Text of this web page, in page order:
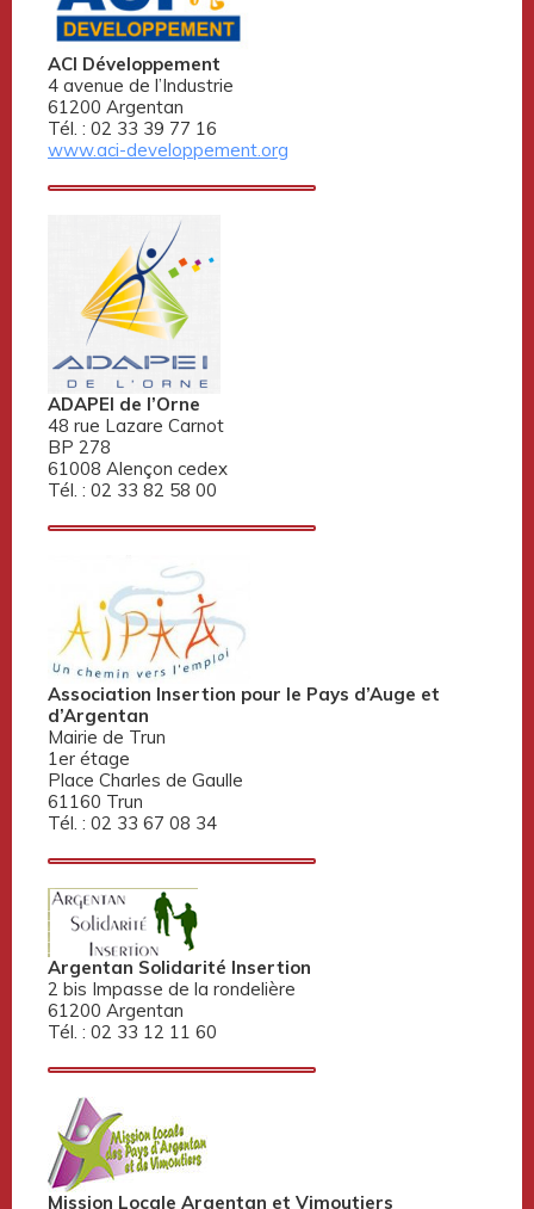
ACI Développement
4 avenue de l’Industrie
61200 Argentan
Tél. : 02 33 39 77 16
www.aci-developpement.org
ADAPEI de l’Orne
48 rue Lazare Carnot
BP 278
61008 Alençon cedex
Tél. : 02 33 82 58 00
Association Insertion pour le Pays d’Auge et
d’Argentan
Mairie de Trun
1er étage
Place Charles de Gaulle
61160 Trun
Tél. : 02 33 67 08 34
Argentan Solidarité Insertion
2 bis Impasse de la rondelière
61200 Argentan
Tél. : 02 33 12 11 60
Mission Locale Argentan et Vimoutiers